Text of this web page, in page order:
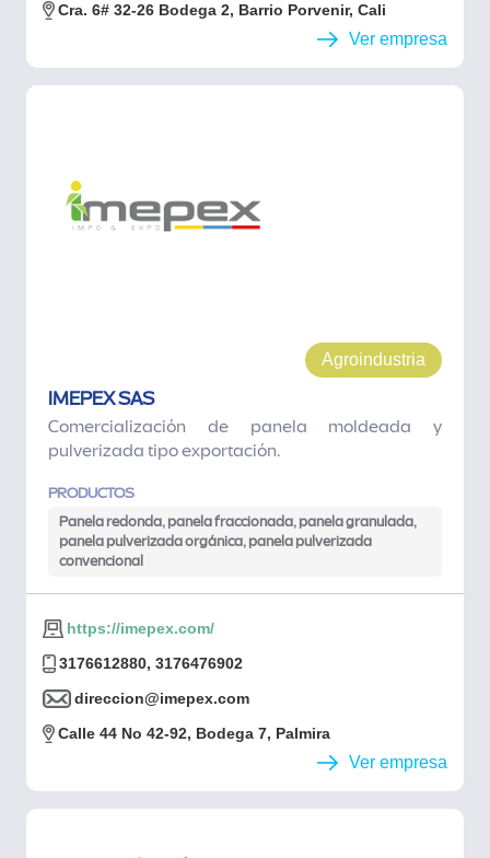
Cra. 6# 32-26 Bodega 2, Barrio Porvenir, Cali
Ver empresa
Agroindustria
IMEPEX SAS
Comercialización de panela moldeada y
pulverizada tipo exportación.
PRODUCTOS
Panela redonda, panela fraccionada, panela granulada,
panela pulverizada orgánica, panela pulverizada
convencional
https://imepex.com/
3176612880, 3176476902
direccion@imepex.com
Calle 44 No 42-92, Bodega 7, Palmira
Ver empresa